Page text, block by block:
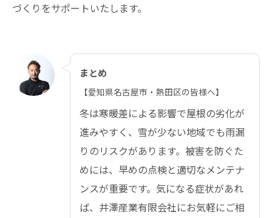
づくりをサポートいたします。
まとめ
【愛知県名古屋市・熱田区の皆様へ】
冬は寒暖差による影響で屋根の劣化が
進みやすく、雪が少ない地域でも雨漏
りのリスクがあります。被害を防ぐた
めには、早めの点検と適切なメンテナ
ンスが重要です。気になる症状があれ
ば、井澤産業有限会社にお気軽にご相